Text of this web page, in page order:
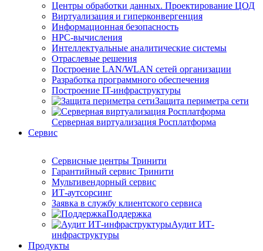
Центры обработки данных. Проектирование ЦОД
Виртуализация и гиперконвергенция
Информационная безопасность
HPC-вычисления
Интеллектуальные аналитические системы
Отраслевые решения
Построение LAN/WLAN сетей организации
Разработка программного обеспечения
Построение IT-инфраструктуры
Защита периметра сети
Серверная виртуализация Росплатформа
Сервис
Сервисные центры Тринити
Гарантийный сервис Тринити
Мультивендорный сервис
ИТ-аутсорсинг
Заявка в службу клиентского сервиса
Поддержка
Аудит ИТ-
инфраструктуры
Продукты